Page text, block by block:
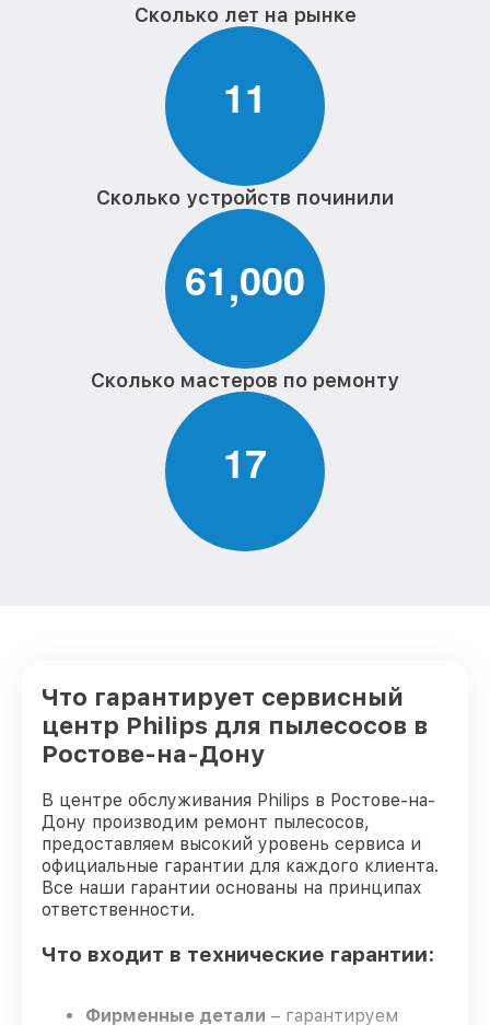
Замена шлангов пылесоса Philips
Сколько лет на рынке
11
Сколько устройств починили
61,000
Сколько мастеров по ремонту
17
Что гарантирует сервисный
центр Philips для пылесосов в
Ростове-на-Дону
В центре обслуживания Philips в Ростове-на-
Дону производим ремонт пылесосов,
предоставляем высокий уровень сервиса и
официальные гарантии для каждого клиента.
Все наши гарантии основаны на принципах
ответственности.
Что входит в технические гарантии:
Фирменные детали – гарантируем